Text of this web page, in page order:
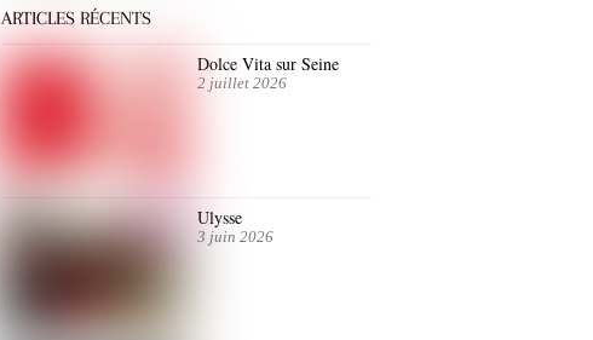
ARTICLES RÉCENTS
Dolce Vita sur Seine
2 juillet 2026
Ulysse
3 juin 2026